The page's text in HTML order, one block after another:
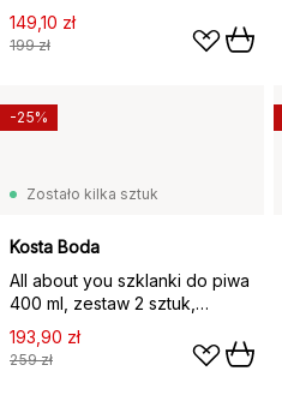
you (biały)
149,10 zł
199 zł
Zostało kilka sztuk
Kosta Boda
All about you szklanki do piwa
400 ml, zestaw 2 sztuk,
Chcesz go (zielony)
193,90 zł
259 zł
-25%